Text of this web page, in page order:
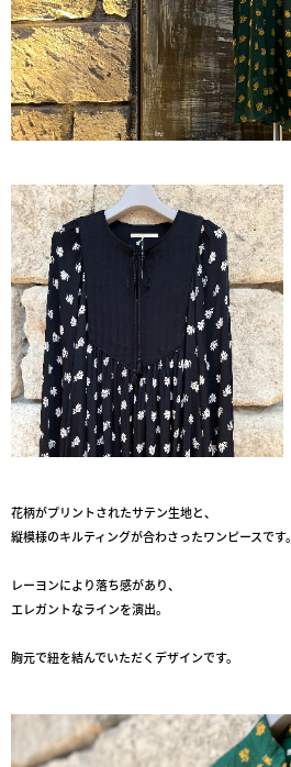
花柄がプリントされたサテン生地と、
縦模様のキルティングが合わさったワンピースです。
レーヨンにより落ち感があり、
エレガントなラインを演出。
胸元で紐を結んでいただくデザインです。